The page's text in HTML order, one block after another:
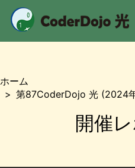
ホーム
第87CoderDojo 光 (2024
開催